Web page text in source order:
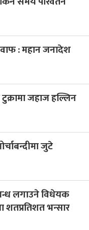
: महान जनादेश
जहाज हल्लिन
जुटे
लगाउने विधेयक
शतप्रतिशत भन्सार